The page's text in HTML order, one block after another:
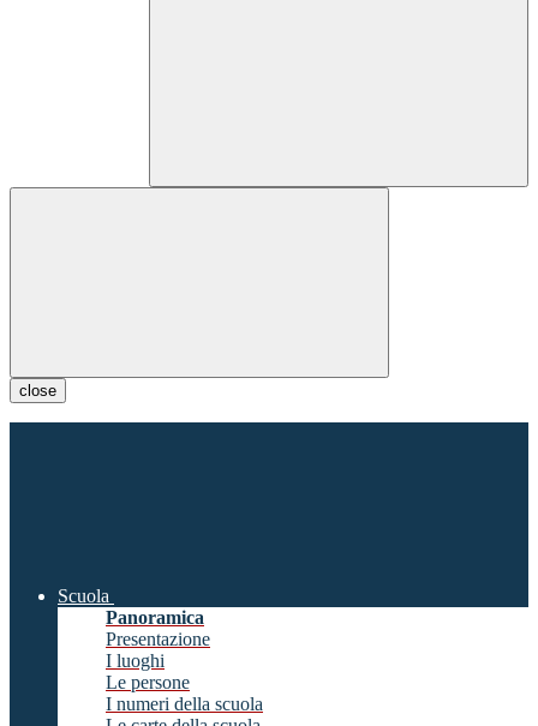
close
Scuola
Panoramica
Presentazione
I luoghi
Le persone
I numeri della scuola